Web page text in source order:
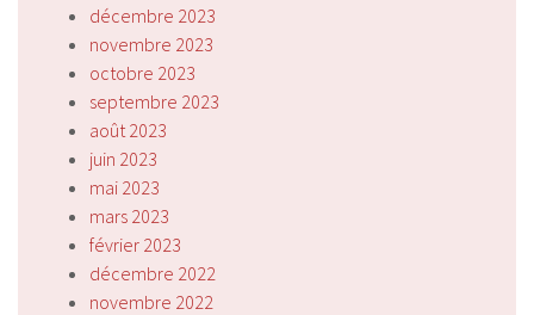
décembre 2023
novembre 2023
octobre 2023
septembre 2023
août 2023
juin 2023
mai 2023
mars 2023
février 2023
décembre 2022
novembre 2022